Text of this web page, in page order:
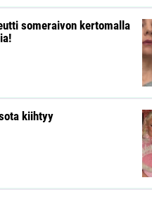
someraivon kertomalla
kiihtyy